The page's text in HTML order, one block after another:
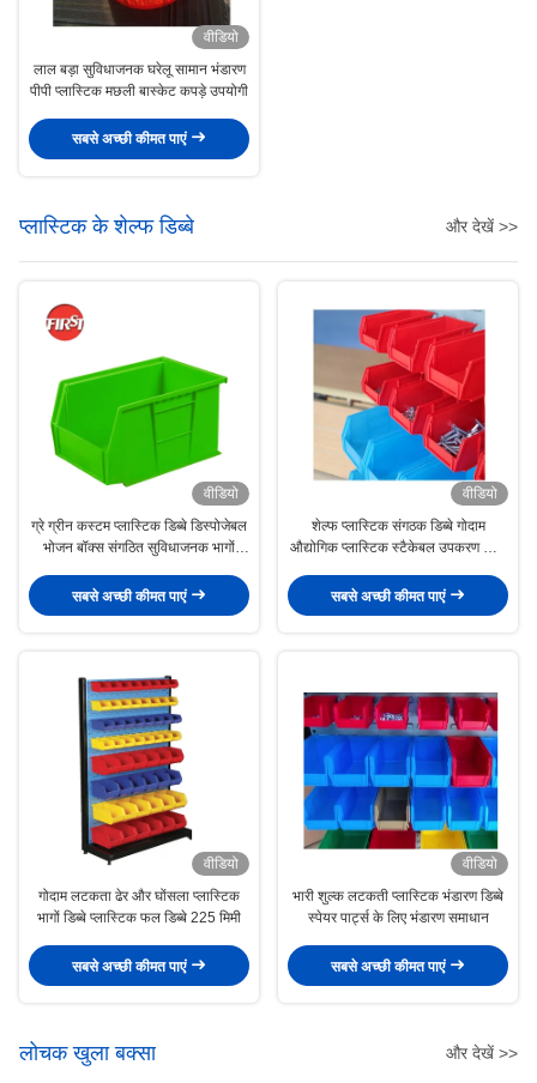
वीडियो
लाल बड़ा सुविधाजनक घरेलू सामान भंडारण
पीपी प्लास्टिक मछली बास्केट कपड़े उपयोगी
सबसे अच्छी कीमत पाएं
प्लास्टिक के शेल्फ डिब्बे और देखें >>
वीडियो
ग्रे ग्रीन कस्टम प्लास्टिक डिब्बे डिस्पोजेबल
भोजन बॉक्स संगठित सुविधाजनक भागों
सबसे अच्छी कीमत पाएं
वीडियो
शेल्फ प्लास्टिक संगठक डिब्बे गोदाम
औद्योगिक प्लास्टिक स्टैकेबल उपकरण भागों
सबसे अच्छी कीमत पाएं
वीडियो
गोदाम लटकता ढेर और घोंसला प्लास्टिक
भागों डिब्बे प्लास्टिक फल डिब्बे 225 मिमी
सबसे अच्छी कीमत पाएं
वीडियो
भारी शुल्क लटकती प्लास्टिक भंडारण डिब्बे
स्पेयर पार्ट्स के लिए भंडारण समाधान
सबसे अच्छी कीमत पाएं
लोचक खुला बक्सा और देखें >>